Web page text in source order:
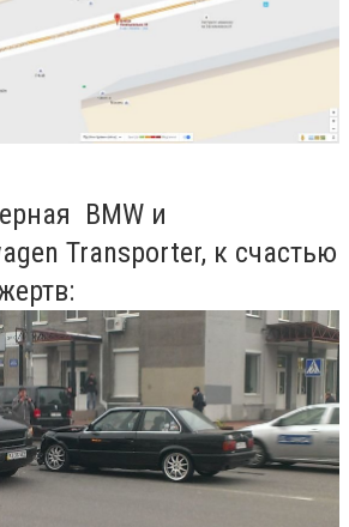
BMW и
Transporter, к счастью